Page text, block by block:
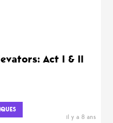
Act I & II
il y a 8 ans